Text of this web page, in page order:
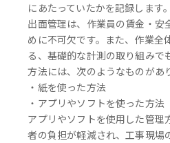
にあたっていたかを記録します。
出面管理は、作業員の賃金・安
めに不可欠です。また、作業全
る、基礎的な計測の取り組みで
方法には、次のようなものがあ
・紙を使った方法
・アプリやソフトを使った方法
アプリやソフトを使用した管理
者の負担が軽減され、工事現場